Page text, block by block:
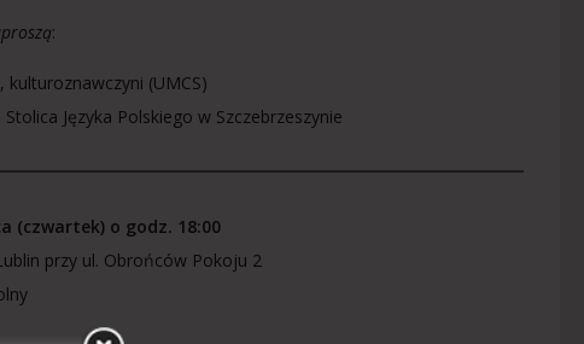
:
kulturoznawczyni (UMCS)
Języka Polskiego w Szczebrzeszynie
(czwartek) o godz. 18:00
przy ul. Obrońców Pokoju 2